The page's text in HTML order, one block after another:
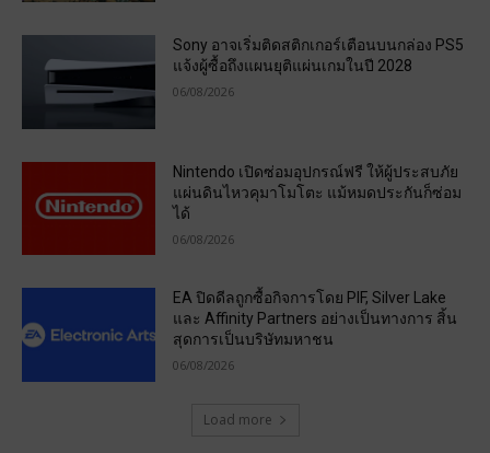
Sony อาจเริ่มติดสติกเกอร์เตือนบนกล่อง PS5
แจ้งผู้ซื้อถึงแผนยุติแผ่นเกมในปี 2028
06/08/2026
Nintendo เปิดซ่อมอุปกรณ์ฟรี ให้ผู้ประสบภัย
แผ่นดินไหวคุมาโมโตะ แม้หมดประกันก็ซ่อม
ได้
06/08/2026
EA ปิดดีลถูกซื้อกิจการโดย PIF, Silver Lake
และ Affinity Partners อย่างเป็นทางการ สิ้น
สุดการเป็นบริษัทมหาชน
06/08/2026
Load more